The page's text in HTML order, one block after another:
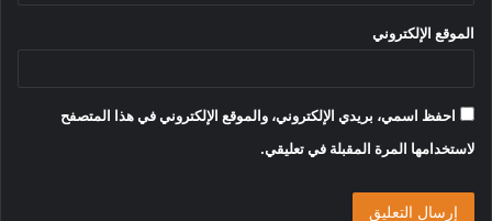
الموقع الإلكتروني
احفظ اسمي، بريدي الإلكتروني، والموقع الإلكتروني في هذا المتصفح
لاستخدامها المرة المقبلة في تعليقي.